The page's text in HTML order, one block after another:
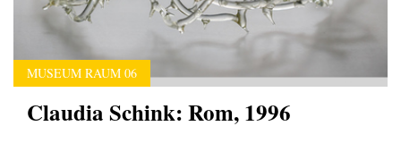
MUSEUM RAUM 06
Claudia Schink: Rom, 1996